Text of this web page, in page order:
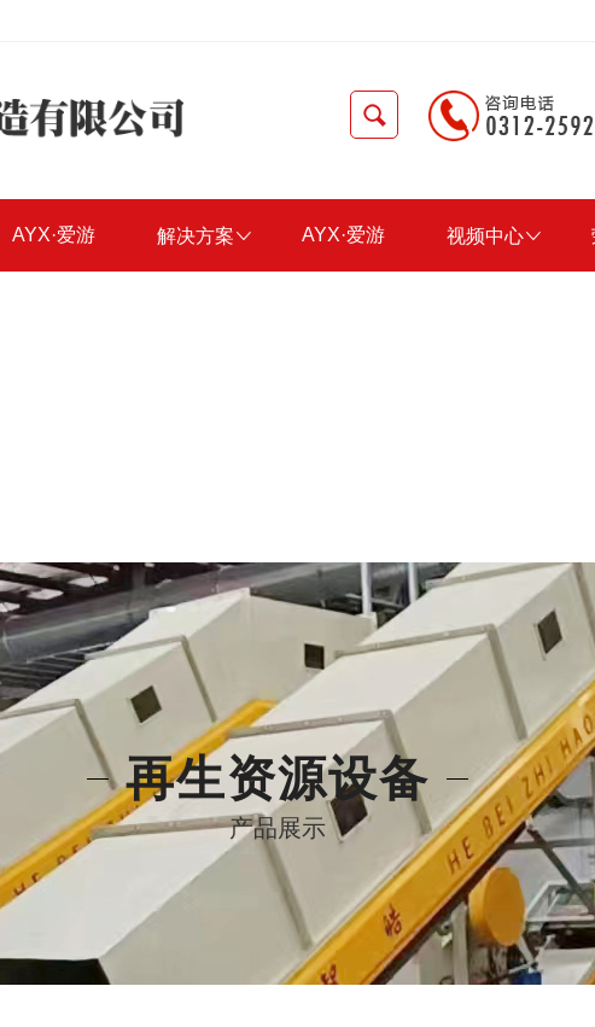
AYX·爱游 解决方案 AYX·爱游 视频中心
再生资源设备
产品展示